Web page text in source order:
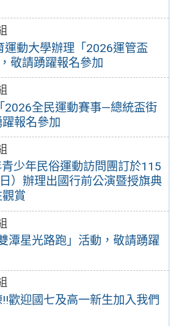
運動大學辦理「2026運管盃
敬請踴躍報名參加
2026全民運動賽事—總統盃街
報名參加
少年民俗運動訪問團訂於115
）辦理出國行前公演暨授旗典
賞
潭星光路跑」活動，敬請踴躍
歡迎國七及高一新生加入我們